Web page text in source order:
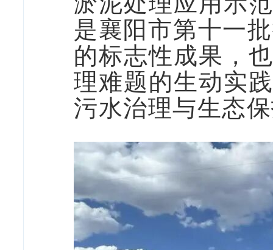
是襄阳市第十一
的标志性成果，
理难题的生动实
污水治理与生态